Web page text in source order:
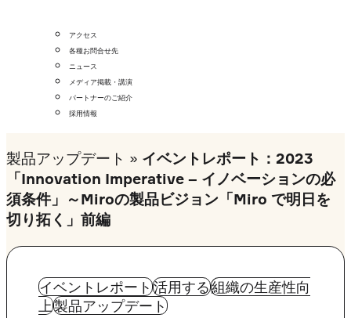
アクセス
各種お問合せ先
ニュース
メディア掲載・講演
パートナーのご紹介
採用情報
製品アップデート » イベントレポート：2023
「Innovation Imperative – イノベーションの必
須条件」～Miroの製品ビジョン「Miro で明日を
切り拓く」前編
イベントレポート活用する組織の生産性向
上製品アップデート